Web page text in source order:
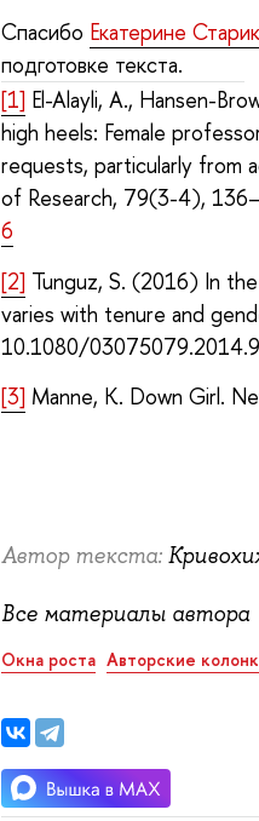
Спасибо Екатерине
подготовке текста.
[1] El-Alayli, A., Hansen-
high heels: Female
requests, particularly from
of Research, 79(3-4),
6
[2] Tunguz, S. (2016) In
varies with tenure and
10.1080/
[3] Manne, K. Down Girl.
Автор текста:
Все материалы автора
Окна роста Авторские